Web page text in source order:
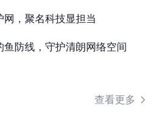
，聚名科技显担当
鱼防线，守护清朗网络空间
查看更多 